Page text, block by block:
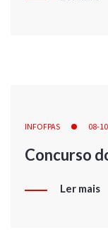
INFOFPAS 08-
Concurso
Ler mais